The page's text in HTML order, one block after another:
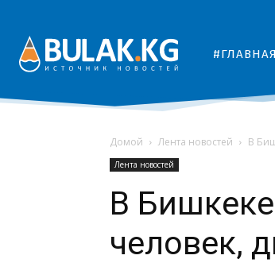
#ГЛАВНАЯ
Домой Лента новостей В
Лента новостей
В
человек,